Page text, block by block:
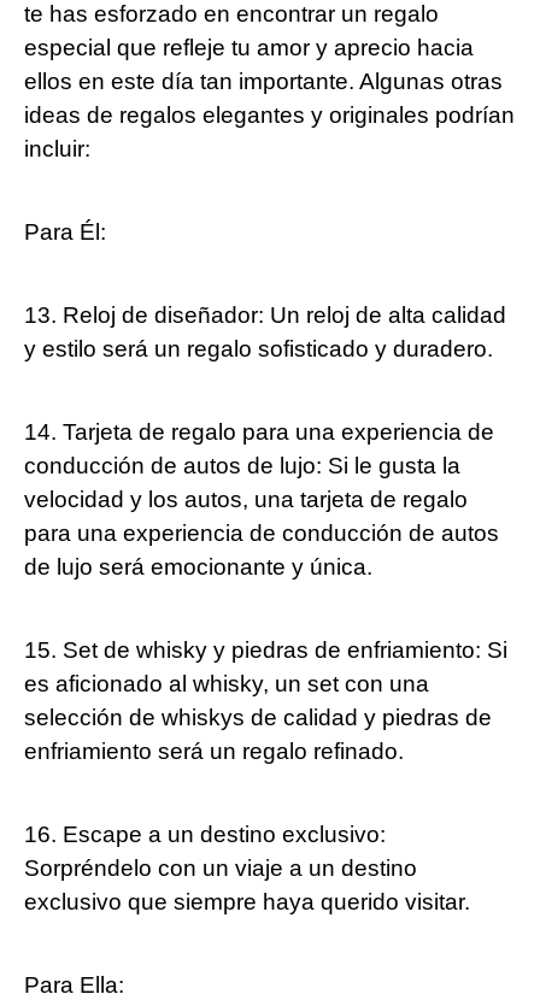
te has esforzado en encontrar un regalo
especial que refleje tu amor y aprecio hacia
ellos en este día tan importante. Algunas otras
ideas de regalos elegantes y originales podrían
incluir:
Para Él:
13. Reloj de diseñador: Un reloj de alta calidad
y estilo será un regalo sofisticado y duradero.
14. Tarjeta de regalo para una experiencia de
conducción de autos de lujo: Si le gusta la
velocidad y los autos, una tarjeta de regalo
para una experiencia de conducción de autos
de lujo será emocionante y única.
15. Set de whisky y piedras de enfriamiento: Si
es aficionado al whisky, un set con una
selección de whiskys de calidad y piedras de
enfriamiento será un regalo refinado.
16. Escape a un destino exclusivo:
Sorpréndelo con un viaje a un destino
exclusivo que siempre haya querido visitar.
Para Ella: